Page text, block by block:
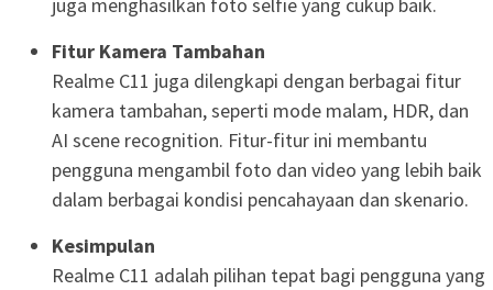
Fitur Kamera Tambahan
Realme C11 juga dilengkapi dengan berbagai fitur
kamera tambahan, seperti mode malam, HDR, dan
AI scene recognition. Fitur-fitur ini membantu
pengguna mengambil foto dan video yang lebih baik
dalam berbagai kondisi pencahayaan dan skenario.
Kesimpulan
Realme C11 adalah pilihan tepat bagi pengguna yang